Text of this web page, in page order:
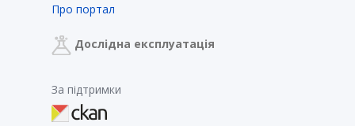
Про портал
Дослідна експлуатація
За підтримки